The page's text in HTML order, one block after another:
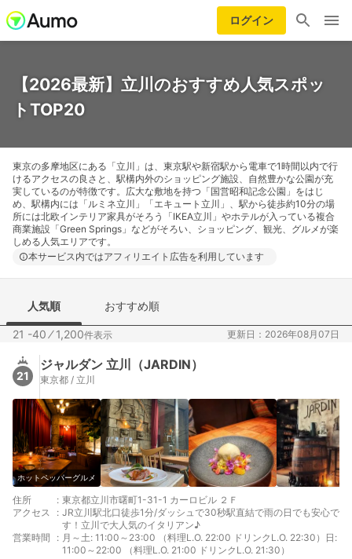
ログイン
【2026最新】立川のおすすめ人気スポッ
トTOP20
東京の多摩地区にある「立川」は、東京駅や新宿駅から電車で1時間以内で行
けるアクセスの良さと、駅構内外のショッピング施設、自然豊かな公園が充
実しているのが特徴です。広大な敷地を持つ「国営昭和記念公園」をはじ
め、駅構内には「ルミネ立川」「エキュート立川」、駅から徒歩約10分の場
所には北欧インテリア家具がそろう「IKEA立川」やホテルが入っている複合
商業施設「Green Springs」などがそろい、ショッピング、観光、グルメが楽
しめる人気エリアです。
本サービス内ではアフィリエイト広告を利用しています
人気順 おすすめ順
21 -40 ⁄1,200件表示 更新日：2026年08月07日
21
ジャルダン 立川（JARDIN）
東京都 / 立川
ホットペッパーグルメ
住所 : 東京都立川市曙町1-31-1 カーロビル ２Ｆ
アクセス
: JR立川駅北口徒歩1分/ダッシュで30秒駅直結で雨の日でも安心で
す！立川で大人気のイタリアン♪
営業時間
: 月～土: 11:00～23:00 （料理L.O. 22:00 ドリンクL.O. 22:30）日:
11:00～22:00 （料理L.O. 21:00 ドリンクL.O. 21:30）